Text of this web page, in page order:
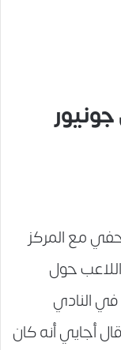
مع المركز
حول
النادي
أجايي أنه كان